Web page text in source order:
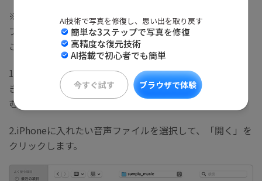
AI技術で写真を修復し、思い出を取り戻す
簡単な3ステップで写真を修復
高精度な復元技術
AI搭載で初心者でも簡単
今すぐ試す ブラウザで体験
※Apple Musicのサブスクリプションサービス上で「ライ
ブラリに追加」した曲や、iTunesで購入した曲の場合は、
この手順は不要です。(2) に進んでください。
1.パソコン上でApple Music（ミュージック）アプリを開
き、左上のメニューバーから「ファイル」、「読み込
む...」の順に選択します。
2.iPhoneに入れたい音声ファイルを選択して、「開く」を
クリックします。